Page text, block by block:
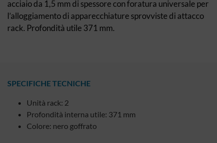
acciaio da 1,5 mm di spessore con foratura universale per
l’alloggiamento di apparecchiature sprovviste di attacco
rack. Profondità utile 371 mm.
SPECIFICHE TECNICHE
Unità rack: 2
Profondità interna utile: 371 mm
Colore: nero goffrato